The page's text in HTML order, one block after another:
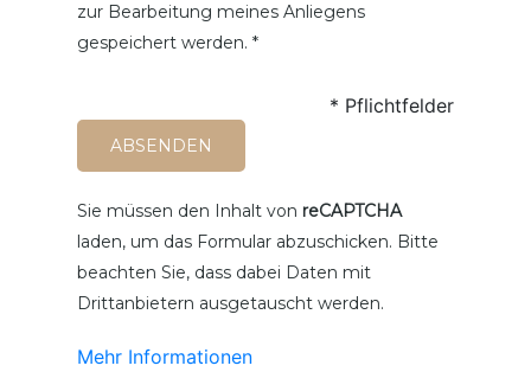
zur Bearbeitung meines Anliegens
gespeichert werden. *
* Pflichtfelder
Sie müssen den Inhalt von reCAPTCHA
laden, um das Formular abzuschicken. Bitte
beachten Sie, dass dabei Daten mit
Drittanbietern ausgetauscht werden.
Mehr Informationen